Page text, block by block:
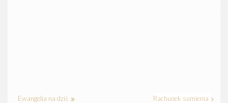
Ewangelia na dziś Rachunek sumienia